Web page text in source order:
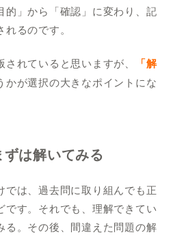
的」から「確認」に変わり、記
るのです。
れていると思いますが、
「解
かが選択の大きなポイントにな
は解いてみる
では、過去問に取り組んでも正
です。それでも、理解できてい
る。その後、間違えた問題の解